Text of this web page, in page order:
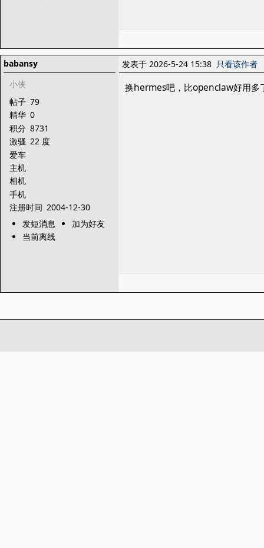
babansy
小侠
帖子 79
精华 0
积分 8731
激骚 22 度
爱车
主机
相机
手机
注册时间 2004-12-30
发短消息
加为好友
当前离线
发表于 2026-5-24 15:38 只看该作者
换hermes吧，比openclaw好用多